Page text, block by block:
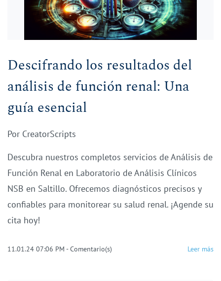
Descifrando los resultados del
análisis de función renal: Una
guía esencial
Por CreatorScripts
Descubra nuestros completos servicios de Análisis de
Función Renal en Laboratorio de Análisis Clínicos
NSB en Saltillo. Ofrecemos diagnósticos precisos y
confiables para monitorear su salud renal. ¡Agende su
cita hoy!
11.01.24 07:06 PM -Comentario(s) Leer más